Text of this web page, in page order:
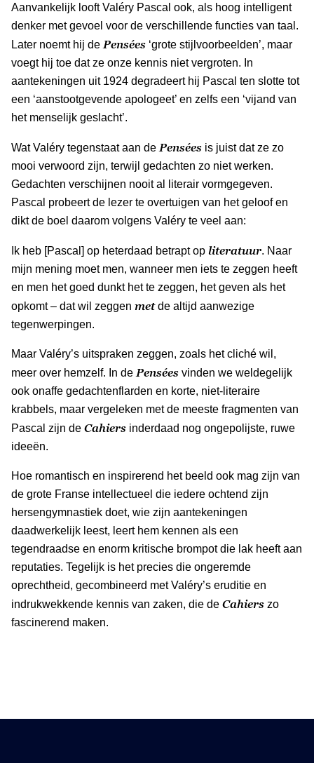
Aanvankelijk looft Valéry Pascal ook, als hoog intelligent
denker met gevoel voor de verschillende functies van taal.
Later noemt hij de Pensées ‘grote stijlvoorbeelden’, maar
voegt hij toe dat ze onze kennis niet vergroten. In
aantekeningen uit 1924 degradeert hij Pascal ten slotte tot
een ‘aanstootgevende apologeet’ en zelfs een ‘vijand van
het menselijk geslacht’.
Wat Valéry tegenstaat aan de Pensées is juist dat ze zo
mooi verwoord zijn, terwijl gedachten zo niet werken.
Gedachten verschijnen nooit al literair vormgegeven.
Pascal probeert de lezer te overtuigen van het geloof en
dikt de boel daarom volgens Valéry te veel aan:
Ik heb [Pascal] op heterdaad betrapt op literatuur. Naar
mijn mening moet men, wanneer men iets te zeggen heeft
en men het goed dunkt het te zeggen, het geven als het
opkomt – dat wil zeggen metde altijd aanwezige
tegenwerpingen.
Maar Valéry’s uitspraken zeggen, zoals het cliché wil,
meer over hemzelf. In de Pensées vinden we weldegelijk
ook onaffe gedachtenflarden en korte, niet-literaire
krabbels, maar vergeleken met de meeste fragmenten van
Pascal zijn de Cahiers inderdaad nog ongepolijste, ruwe
ideeën.
Hoe romantisch en inspirerend het beeld ook mag zijn van
de grote Franse intellectueel die iedere ochtend zijn
hersengymnastiek doet, wie zijn aantekeningen
daadwerkelijk leest, leert hem kennen als een
tegendraadse en enorm kritische brompot die lak heeft aan
reputaties. Tegelijk is het precies die ongeremde
oprechtheid, gecombineerd met Valéry’s eruditie en
indrukwekkende kennis van zaken, die de Cahiers zo
fascinerend maken.